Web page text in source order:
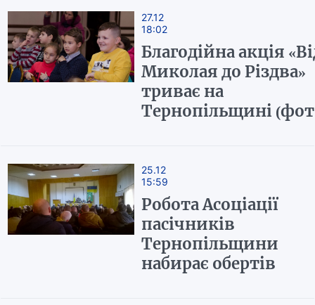
27.12
18:02
Благодійна акція
Миколая до Різдва»
триває на
Тернопільщині
25.12
15:59
Робота Асоціації
пасічників
Тернопільщини
набирає обертів